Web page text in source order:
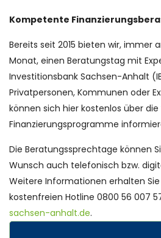
Kompetente
Bereits seit 2015 bieten wir, immer
Monat, einen Beratungstag mit
Investitionsbank Sachsen-Anhalt
Privatpersonen, Kommunen oder
können sich hier kostenlos über
Finanzierungsprogramme
Die Beratungssprechtage können
Wunsch auch telefonisch bzw.
Weitere Informationen erhalten
kostenfreien Hotline 0800 56 007
sachsen-anhalt.de.